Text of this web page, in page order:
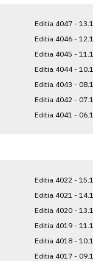
Editia 4047 -
Editia 4046 -
Editia 4045 -
Editia 4044 -
Editia 4043 -
Editia 4042 -
Editia 4041 -
Editia 4022 -
Editia 4021 -
Editia 4020 -
Editia 4019 -
Editia 4018 -
Editia 4017 -